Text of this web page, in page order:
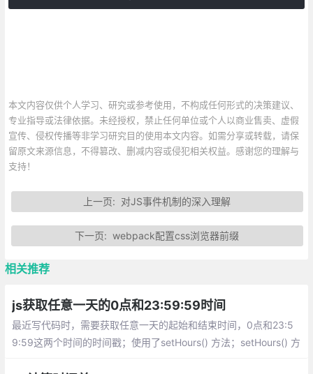
本文内容仅供个人学习、研究或参考使用，不构成任何形式的决策建议、
专业指导或法律依据。未经授权，禁止任何单位或个人以商业售卖、虚假
宣传、侵权传播等非学习研究目的使用本文内容。如需分享或转载，请保
留原文来源信息，不得篡改、删减内容或侵犯相关权益。感谢您的理解与
支持！
上一页: 对JS事件机制的深入理解
下一页:webpack配置css浏览器前缀
相关推荐
js获取任意一天的0点和23:59:59时间
最近写代码时，需要获取任意一天的起始和结束时间，0点和23:5
9:59这两个时间的时间戳；使用了setHours() 方法；setHours() 方